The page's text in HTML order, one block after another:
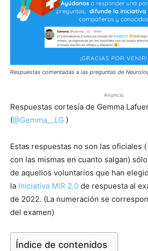
Respuestas comentadas a las preguntas de
Anuncio
Respuestas cortesía de Gemma
(@Gemma__LG )
Estas respuestas no son las oficiales
con las mismas en cuanto salgan)
de aquellos voluntarios que han
la Iniciativa MIR 2.0 de respuesta al
de 2022. (La numeración se
del examen)
Índice de contenidos